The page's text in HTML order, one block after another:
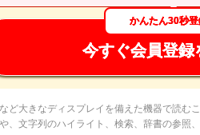
かんたん30秒登
今すぐ会員登録
ど大きなディスプレイを備えた機器で読むこ
、文字列のハイライト、検索、辞書の参照